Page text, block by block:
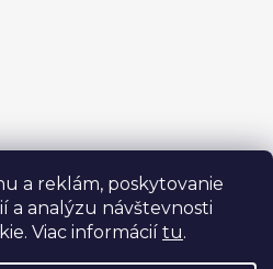
a reklám, poskytovanie
a analýzu návštevnosti
Viac informácií tu.